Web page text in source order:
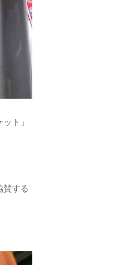
ト」
賛する